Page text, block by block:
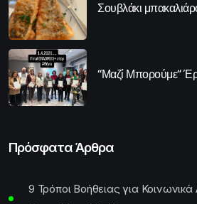
Σουβλάκι
“Μαζί Μπορούμε”
Πρόσφατα Άρθρα
9 Τρόποι Βοήθειας για